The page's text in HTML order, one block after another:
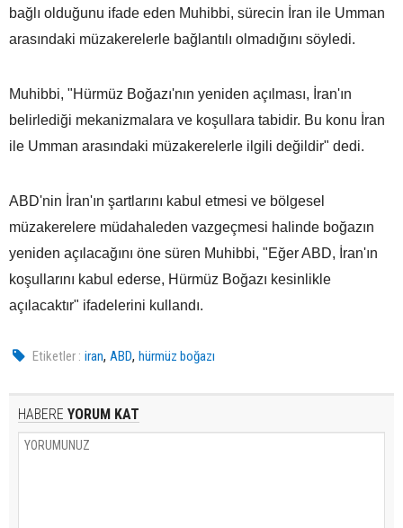
bağlı olduğunu ifade eden Muhibbi, sürecin İran ile Umman
arasındaki müzakerelerle bağlantılı olmadığını söyledi.
Muhibbi, "Hürmüz Boğazı'nın yeniden açılması, İran'ın
belirlediği mekanizmalara ve koşullara tabidir. Bu konu İran
ile Umman arasındaki müzakerelerle ilgili değildir" dedi.
ABD'nin İran'ın şartlarını kabul etmesi ve bölgesel
müzakerelere müdahaleden vazgeçmesi halinde boğazın
yeniden açılacağını öne süren Muhibbi, "Eğer ABD, İran'ın
koşullarını kabul ederse, Hürmüz Boğazı kesinlikle
açılacaktır" ifadelerini kullandı.
Etiketler : iran,ABD,hürmüz boğazı
HABERE YORUM KAT